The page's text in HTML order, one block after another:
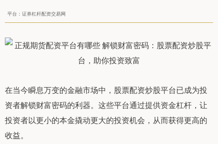
平台：证券杠杆配资交易网
在当今瞬息万变的金融市场中，股票配资炒股平台已成为投
资者解锁财富密码的利器。这些平台通过提供资金杠杆，让
投资者以更小的本金撬动更大的投资机会，从而获得更高的
收益。